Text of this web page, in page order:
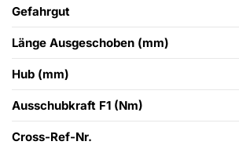
Gefahrgut
Länge Ausgeschoben (mm)
Hub (mm)
Ausschubkraft F1 (Nm)
Cross-Ref-Nr.